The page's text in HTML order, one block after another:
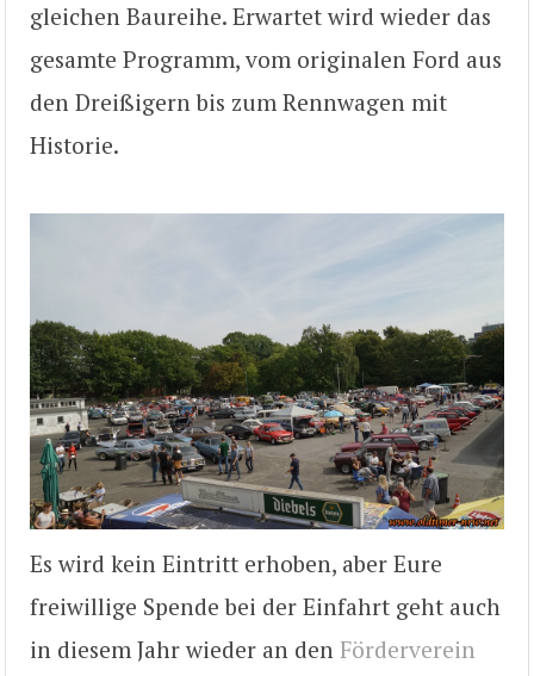
gleichen Baureihe. Erwartet wird wieder das
gesamte Programm, vom originalen Ford aus
den Dreißigern bis zum Rennwagen mit
Historie.
Es wird kein Eintritt erhoben, aber Eure
freiwillige Spende bei der Einfahrt geht auch
in diesem Jahr wieder an den Förderverein